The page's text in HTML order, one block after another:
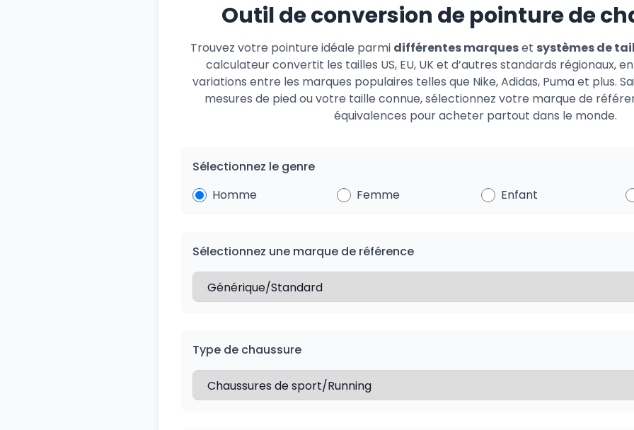
Outil de conversion de pointure de
Trouvez votre pointure idéale parmi différentes marqueset systèmes de
calculateur convertit les tailles US, EU, UK et d’autres standards régionaux,
variations entre les marques populaires telles que Nike, Adidas, Puma et plus.
mesures de pied ou votre taille connue, sélectionnez votre marque de
équivalences pour acheter partout dans le monde.
Sélectionnez le genre
Homme
Femme Enfant
Sélectionnez une marque de référence
Type de chaussure